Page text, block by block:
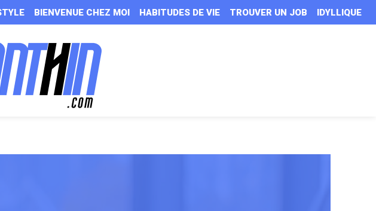
BIENVENUE CHEZ MOI HABITUDES DE VIE TROUVER UN JOB IDYLLIQUE